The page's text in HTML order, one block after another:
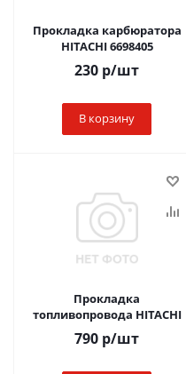
Прокладка карбюратора
HITACHI 6698405
230 р/шт
В корзину
Прокладка
топливопровода HITACHI
790 р/шт